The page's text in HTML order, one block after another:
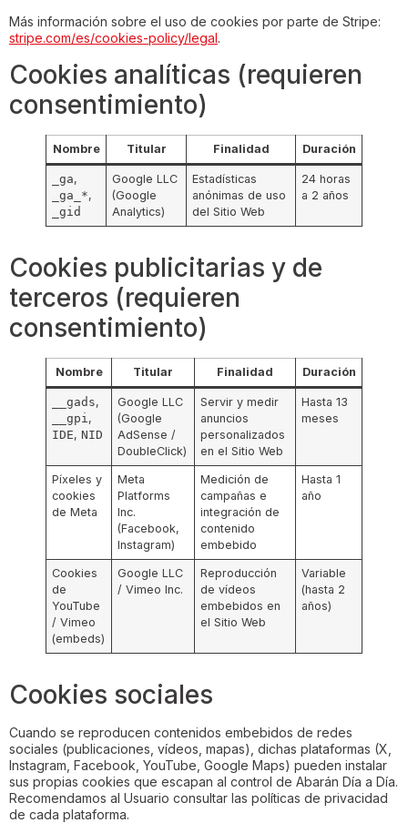
Más información sobre el uso de cookies por parte de Stripe:
stripe.com/es/cookies-policy/legal.
Cookies analíticas (requieren
consentimiento)
Nombre Titular Finalidad Duración
_ga,
_ga_*,
_gid
Google LLC
(Google
Analytics)
Estadísticas
anónimas de uso
del Sitio Web
24 horas
a 2 años
Cookies publicitarias y de
terceros (requieren
consentimiento)
Nombre Titular Finalidad Duración
__gads,
__gpi ,
IDE,NID
Google LLC
(Google
AdSense /
DoubleClick)
Servir y medir
anuncios
personalizados
en el Sitio Web
Hasta 13
meses
Píxeles y
cookies
de Meta
Meta
Platforms
Inc.
(Facebook,
Instagram)
Medición de
campañas e
integración de
contenido
embebido
Hasta 1
año
Cookies
de
YouTube
/ Vimeo
(embeds)
Google LLC
/ Vimeo Inc.
Reproducción
de vídeos
embebidos en
el Sitio Web
Variable
(hasta 2
años)
Cookies sociales
Cuando se reproducen contenidos embebidos de redes
sociales (publicaciones, vídeos, mapas), dichas plataformas (X,
Instagram, Facebook, YouTube, Google Maps) pueden instalar
sus propias cookies que escapan al control de Abarán Día a Día.
Recomendamos al Usuario consultar las políticas de privacidad
de cada plataforma.